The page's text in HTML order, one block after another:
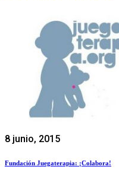
8 junio, 2015
Fundación Juegaterapia: ¡Colabora!